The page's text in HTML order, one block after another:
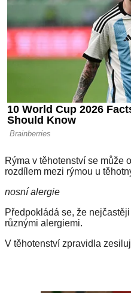
Rýma v těhotenství se může
rozdílem mezi rýmou u
nosní alergie
Předpokládá se, že
různými alergiemi.
V těhotenství zpravidla